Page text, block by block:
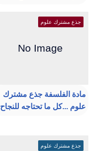
جذع مشترك علوم
مادة الفلسفة جذع مشترك
علوم ...كل ما تحتاجه للنجاح
جذع مشترك علوم